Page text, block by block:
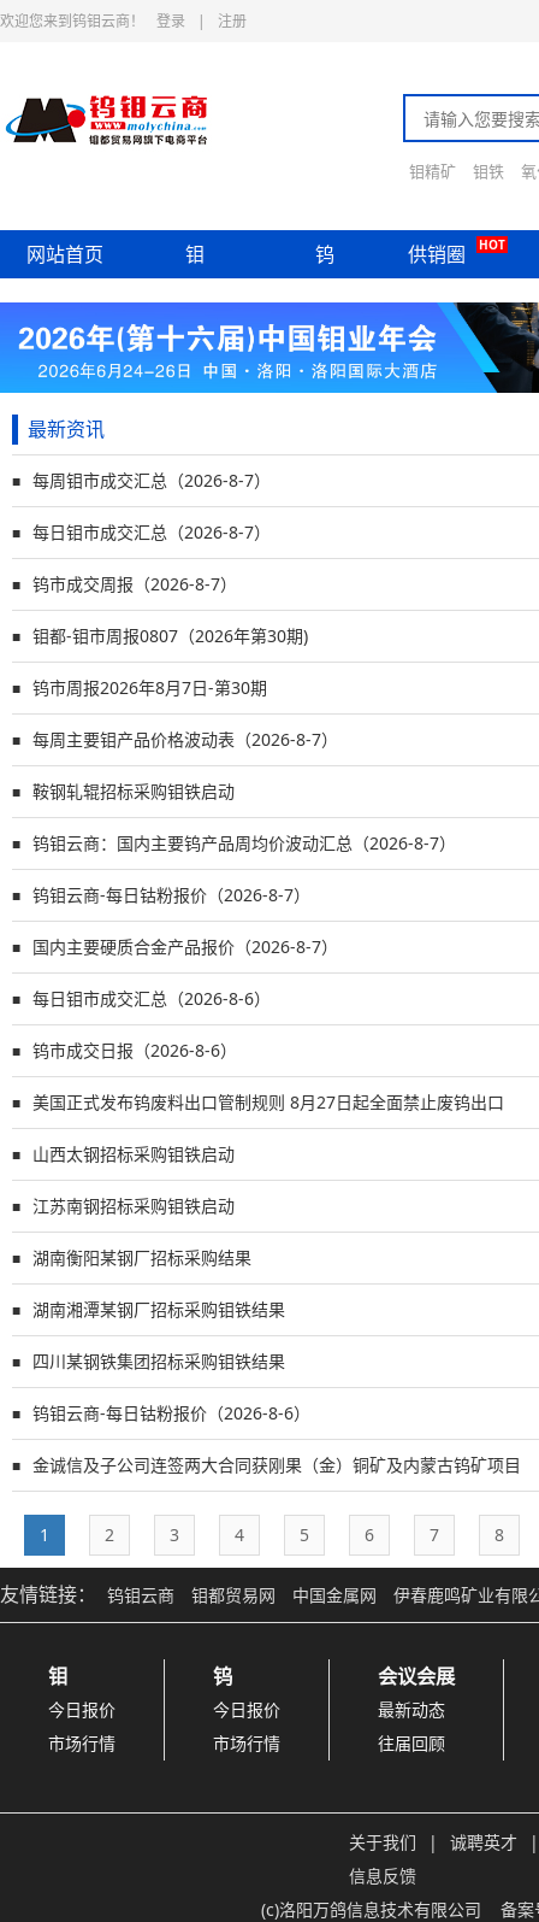
欢迎您来到钨钼云商！ 登录 | 注册
钼精矿 钼铁
网站首页 钼 钨 供销圈 HOT
最新资讯
■ 每周钼市成交汇总（2026-8-7）
■ 每日钼市成交汇总（2026-8-7）
■ 钨市成交周报（2026-8-7）
■ 钼都-钼市周报0807（2026年第30期)
■ 钨市周报2026年8月7日-第30期
■ 每周主要钼产品价格波动表（2026-8-7）
■ 鞍钢轧辊招标采购钼铁启动
■ 钨钼云商：国内主要钨产品周均价波动汇总（2026-8-7）
■ 钨钼云商-每日钴粉报价（2026-8-7）
■ 国内主要硬质合金产品报价（2026-8-7）
■ 每日钼市成交汇总（2026-8-6）
■ 钨市成交日报（2026-8-6）
■ 美国正式发布钨废料出口管制规则 8月27日起全面禁止废钨出口
■ 山西太钢招标采购钼铁启动
■ 江苏南钢招标采购钼铁启动
■ 湖南衡阳某钢厂招标采购结果
■ 湖南湘潭某钢厂招标采购钼铁结果
■ 四川某钢铁集团招标采购钼铁结果
■ 钨钼云商-每日钴粉报价（2026-8-6）
■ 金诚信及子公司连签两大合同获刚果（金）铜矿及内蒙古钨矿项目
1 2 3 4 5 6 7 8
友情链接： 钨钼云商 钼都贸易网 中国金属网 伊春鹿鸣矿业有限
钼
今日报价
市场行情
钨
今日报价
市场行情
会议会展
最新动态
往届回顾
关于我们 | 诚聘英才
|
信息反馈
(c)洛阳万鸽信息技术有限公司 备案